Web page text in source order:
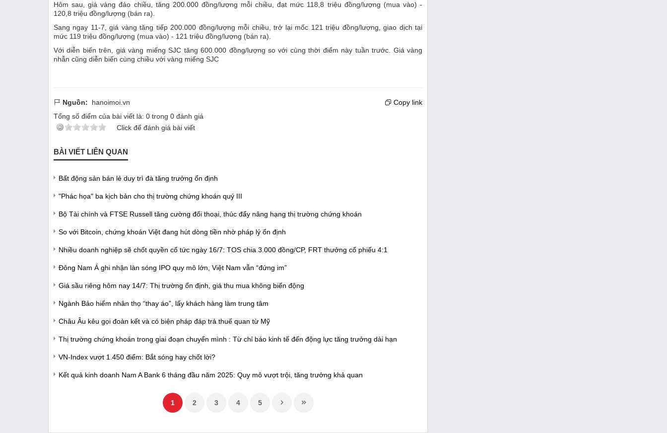
Hôm sau, giá vàng đảo chiều, tăng 200.000 đồng/lượng mỗi chiều, đạt mức 118,8 triệu đồng/lượng (mua vào) -
120,8 triệu đồng/lượng (bán ra).
Sang ngay 11-7, giá vàng tăng tiếp 200.000 đồng/lượng mỗi chiều, trở lại mốc 121 triệu đồng/lượng, giao dịch tại
mức 119 triệu đồng/lượng (mua vào) - 121 triệu đồng/lượng (bán ra).
Với diễn biến trên, giá vàng miếng SJC tăng 600.000 đồng/lượng so với cùng thời điểm này tuần trước. Giá vàng
nhẫn cũng diễn biến cùng chiều với vàng miếng SJC
Nguồn: hanoimoi.vn
Copy link
Tổng số điểm của bài viết là: 0 trong 0 đánh giá
Click để đánh giá bài viết
BÀI VIẾT LIÊN QUAN
Bất động sản bán lẻ duy trì đà tăng trưởng ổn định
"Phác họa" ba kịch bản cho thị trường chứng khoán quý III
Bộ Tài chính và FTSE Russell tăng cường đối thoại, thúc đẩy nâng hạng thị trường chứng khoán
So với Bitcoin, chứng khoán Việt đang hút dòng tiền nhờ pháp lý ổn định
Nhiều doanh nghiệp sẽ chốt quyền cổ tức ngày 16/7: TOS chia 3.000 đồng/CP, FRT thưởng cổ phiếu 4:1
Đông Nam Á ghi nhận làn sóng IPO quy mô lớn, Việt Nam vẫn “đứng im”
Giá sầu riêng hôm nay 14/7: Thị trường ổn định, giá thu mua không biến động
Ngành Bảo hiểm nhân thọ “thay áo”, lấy khách hàng làm trung tâm
Châu Âu kêu gọi đoàn kết và có biện pháp đáp trả thuế quan từ Mỹ
Thị trường chứng khoán trong giai đoạn chuyển mình : Từ chỉ báo kinh tế đến động lực tăng trưởng dài hạn
VN-Index vượt 1.450 điểm: Bắt sóng hay chốt lời?
Kết quả kinh doanh Nam A Bank 6 tháng đầu năm 2025: Quy mô vượt trội, tăng trưởng khả quan
1 2 3 4 5